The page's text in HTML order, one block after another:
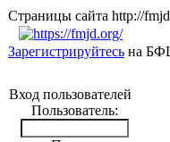
Страницы сайта http://
Зарегистрируйтесь на
Вход пользователей
Пользователь: